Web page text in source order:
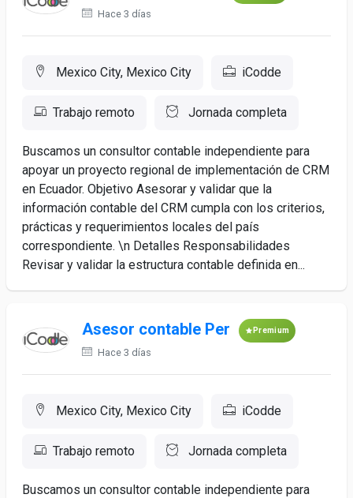
Hace 3 días
Mexico City, Mexico City iCodde
Trabajo remoto Jornada completa
Buscamos un consultor contable independiente para
apoyar un proyecto regional de implementación de CRM
en Ecuador. Objetivo Asesorar y validar que la
información contable del CRM cumpla con los criterios,
prácticas y requerimientos locales del país
correspondiente. \n Detalles Responsabilidades
Revisar y validar la estructura contable definida en...
Asesor contable Per Premium
Hace 3 días
Mexico City, Mexico City iCodde
Trabajo remoto Jornada completa
Buscamos un consultor contable independiente para